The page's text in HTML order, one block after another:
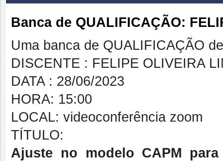
Banca de QUALIFICAÇÃO:
Uma banca de QUALIFICAÇÃO
DISCENTE : FELIPE OLIVEIRA
DATA : 28/06/2023
HORA: 15:00
LOCAL: videoconferência zoom
TÍTULO:
Ajuste no modelo CAPM